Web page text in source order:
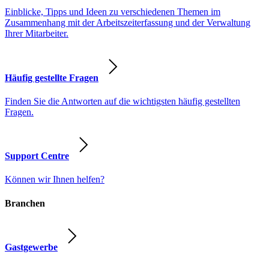
Einblicke, Tipps und Ideen zu verschiedenen Themen im
Zusammenhang mit der Arbeitszeiterfassung und der Verwaltung
Ihrer Mitarbeiter.
Häufig gestellte Fragen
Finden Sie die Antworten auf die wichtigsten häufig gestellten
Fragen.
Support Centre
Können wir Ihnen helfen?
Branchen
Gastgewerbe